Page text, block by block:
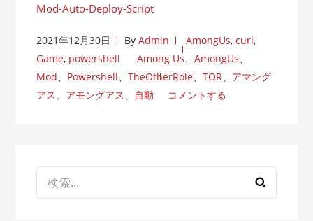
Mod-Auto-Deploy-Script
2021年12月30日 ByAdmin AmongUs,curl,
Game, powershell Among Us、AmongUs、
Mod、 Powershell、TheOtherRole、TOR、 アマング
アス、 アモングアス、 自動 コメントする
索: